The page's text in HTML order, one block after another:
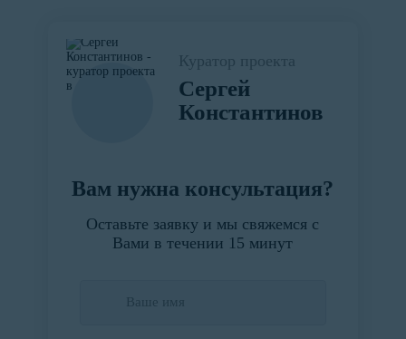
Куратор проекта
Сергей
Константинов
Вам нужна консультация?
Оставьте заявку и мы свяжемся с
Вами в течении 15 минут